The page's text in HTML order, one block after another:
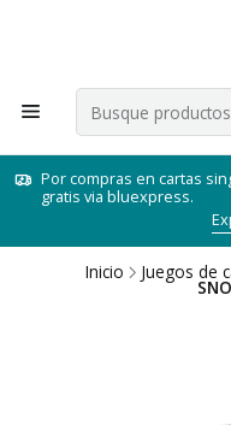
Por compras en cartas
gratis via bluexpress.
Inicio Juegos de